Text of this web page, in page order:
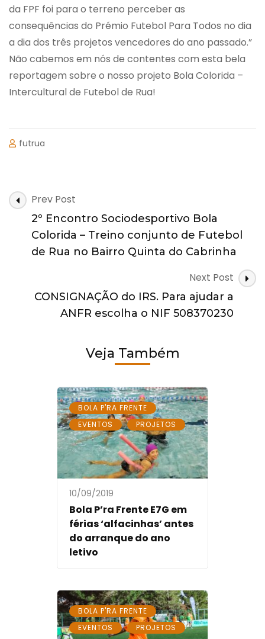
da FPF foi para o terreno perceber as
consequências do Prémio Futebol Para Todos no dia
a dia dos três projetos vencedores do ano passado.”
Não cabemos em nós de contentes com esta bela
reportagem sobre o nosso projeto Bola Colorida –
Intercultural de Futebol de Rua!
futrua
Post
Navigation
Prev Post
2º Encontro Sociodesportivo Bola
Colorida – Treino conjunto de Futebol
de Rua no Bairro Quinta do Cabrinha
Next Post
CONSIGNAÇÃO do IRS. Para ajudar a
ANFR escolha o NIF 508370230
Veja Também
BOLA P'RA FRENTE ,
EVENTOS , PROJETOS
10/09/2019
Bola P’ra Frente E7G em
férias ‘alfacinhas’ antes
do arranque do ano
letivo
BOLA P'RA FRENTE ,
EVENTOS , PROJETOS